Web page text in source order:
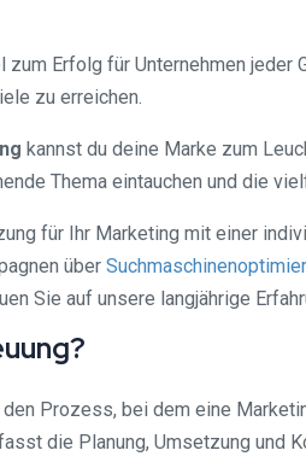
Erfolg für Unternehmen
zu erreichen.
kannst du deine Marke zum
Thema eintauchen und die
für Ihr Marketing mit einer
über
Sie auf unsere langjährige
Prozess, bei dem eine
die Planung, Umsetzung und